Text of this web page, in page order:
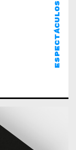
ESPECTÁCULOS